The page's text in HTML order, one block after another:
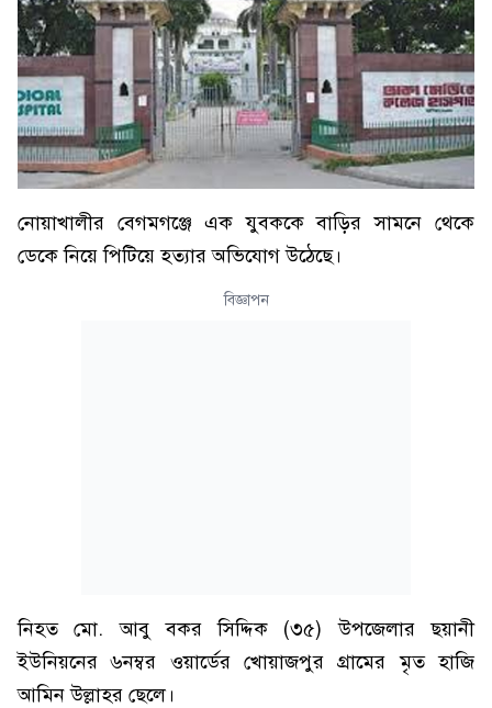
নোয়াখালীর বেগমগঞ্জে এক যুবককে বাড়ির সামনে থেকে
ডেকে নিয়ে পিটিয়ে হত্যার অভিযোগ উঠেছে।
বিজ্ঞাপন
নিহত মো. আবু বকর সিদ্দিক (৩৫) উপজেলার ছয়ানী
ইউনিয়নের ৬নম্বর ওয়ার্ডের খোয়াজপুর গ্রামের মৃত হাজি
আমিন উল্লাহর ছেলে।